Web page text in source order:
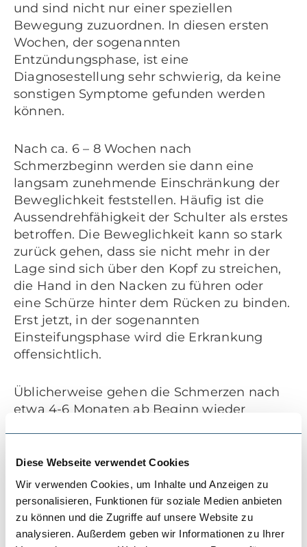
Diese Webseite verwendet Cookies
Wir verwenden Cookies, um Inhalte und Anzeigen zu
personalisieren, Funktionen für soziale Medien anbieten
zu können und die Zugriffe auf unsere Website zu
analysieren. Außerdem geben wir Informationen zu Ihrer
und sind nicht nur einer speziellen
Bewegung zuzuordnen. In diesen ersten
Wochen, der sogenannten
Entzündungsphase, ist eine
Diagnosestellung sehr schwierig, da keine
sonstigen Symptome gefunden werden
können.
Nach ca. 6 – 8 Wochen nach
Schmerzbeginn werden sie dann eine
langsam zunehmende Einschränkung der
Beweglichkeit feststellen. Häufig ist die
Aussendrehfähigkeit der Schulter als erstes
betroffen. Die Beweglichkeit kann so stark
zurück gehen, dass sie nicht mehr in der
Lage sind sich über den Kopf zu streichen,
die Hand in den Nacken zu führen oder
eine Schürze hinter dem Rücken zu binden.
Erst jetzt, in der sogenannten
Einsteifungsphase wird die Erkrankung
offensichtlich.
Üblicherweise gehen die Schmerzen nach
etwa 4-6 Monaten ab Beginn wieder
Bewegungseinschränkung noch deutlich
länger bestehen bleibt. Zeitlich versetzt,
werden sie dann langsam feststellen, dass
sich ihr Bewegungsausmass wieder
verbessert. Sie befinden sich in der